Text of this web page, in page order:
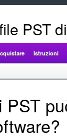
PST
Istruzioni
PST